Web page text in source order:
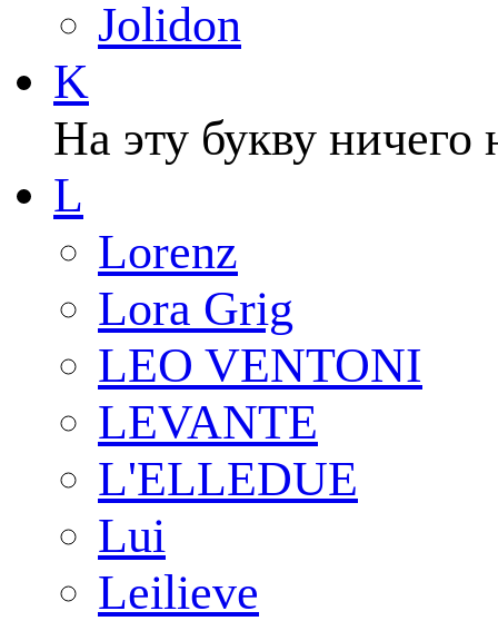
Jolidon
K
На эту букву ничего
L
Lorenz
Lora Grig
LEO VENTONI
LEVANTE
L'ELLEDUE
Lui
Leilieve